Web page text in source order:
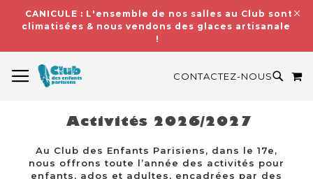
CANICULE : L'ensemble de nos salles au Club sont
climatisées & nous vendons des glaces artisanales
!
CONTACTEZ-NOUS
Activités 2026/2027
Au Club des Enfants Parisiens, dans le 17e,
nous offrons toute l’année des activités pour
enfants, ados et adultes, encadrées par des